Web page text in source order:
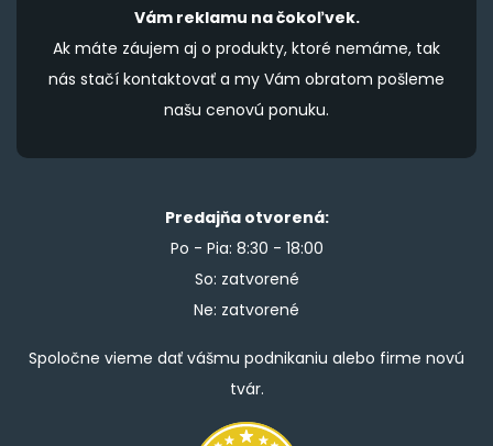
Vám reklamu na čokoľvek.
Ak máte záujem aj o produkty, ktoré nemáme, tak
nás stačí kontaktovať a my Vám obratom pošleme
našu cenovú ponuku.
Predajňa otvorená:
Po - Pia: 8:30 - 18:00
So: zatvorené
Ne: zatvorené
Spoločne vieme dať vášmu podnikaniu alebo firme novú
tvár.